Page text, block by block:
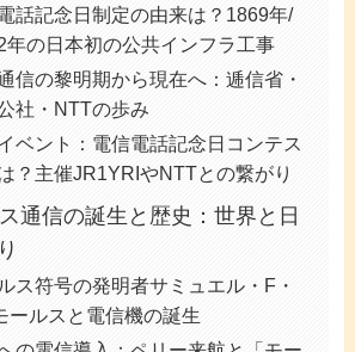
話記念日制定の由来は？1869年/
年の日本初の公共インフラ工事
信の黎明期から現在へ：逓信省・
社・NTTの歩み
ベント：電信電話記念日コンテス
？主催JR1YRIやNTTとの繋がり
通信の誕生と歴史：世界と日
ス符号の発明者サミュエル・F・
ールスと電信機の誕生